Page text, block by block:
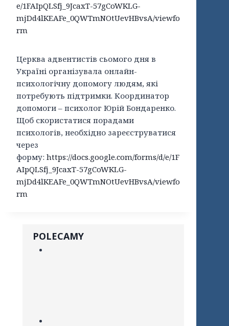
e/1FAIpQLSfj_9JcaxT-57gCoWKLG-
mjDd4lKEAFe_0QWTmNOtUevHBvsA/viewfo
rm
Церква адвентистів сьомого дня в
Україні організувала онлайн-
психологічну допомогу людям, які
потребують підтримки. Координатор
допомоги – психолог Юрій Бондаренко.
Щоб скористатися порадами
психологів, необхідно зареєструватися
через
форму: https://docs.google.com/forms/d/e/1F
AIpQLSfj_9JcaxT-57gCoWKLG-
mjDd4lKEAFe_0QWTmNOtUevHBvsA/viewfo
rm
POLECAMY